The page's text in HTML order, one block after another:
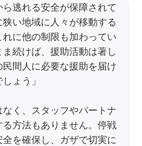
ら逃れる安全が保障されて
い地域に人々が移動する
に他の制限も加わってい
続けば、援助活動は著し
民間人に必要な援助を届け
ょう」
なく、スタッフやパートナ
方法もありません。停戦
を確保し、ガザで切実に